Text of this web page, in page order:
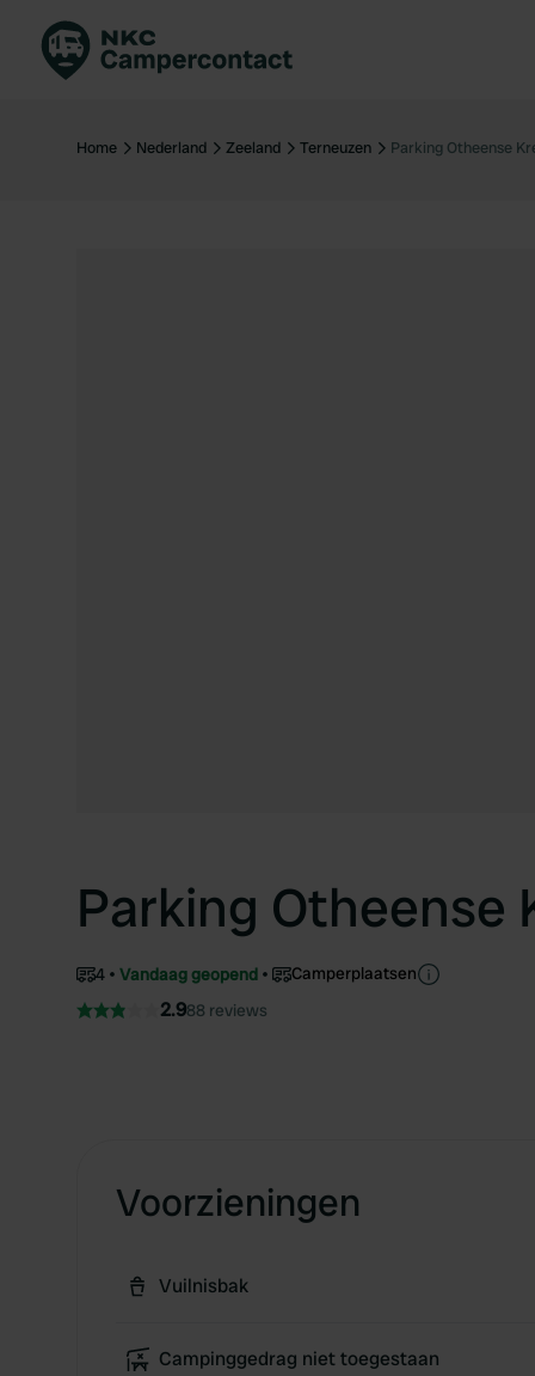
Nederland
Home Nederland Zeeland Terneuzen Parking Otheense
Parking Otheense
4 Vandaag geopend Camperplaatsen
2.988 reviews
Voorzieningen
Vuilnisbak
Campinggedrag niet toegestaan